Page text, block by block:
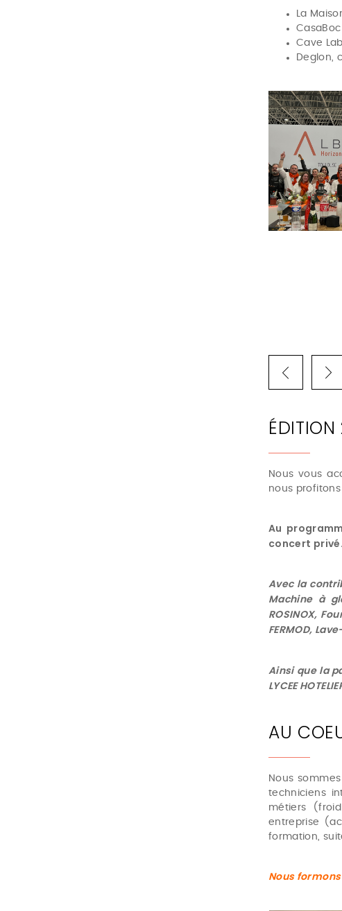
La
Cave
Deglon,
Nous vous
nous
Au
concert privé.
Avec la
Machine à
ROSINOX,
FERMOD,
Ainsi que la
LYCEE
AU
Nous
techniciens
métiers
entreprise
formation,
Nous